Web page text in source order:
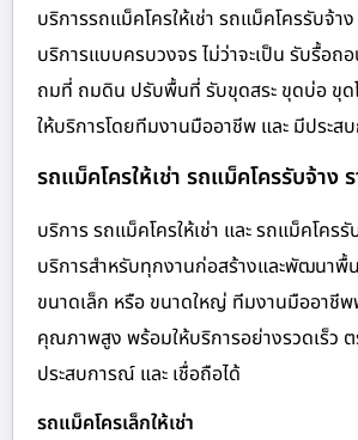
บริการรถแม็คโครให้เช่า รถแม็คโครรับจ้
บริการแบบครบวงจร ไม่ว่าจะเป็น รับรื้อถ
ถมที่ ถมดิน ปรับพื้นที่ รับขุดสระ ขุดบ่อ ขุ
ให้บริการโดยทีมงานมืออาชีพ และ มีประส
รถแม็คโครให้เช่า รถแม็คโครรับจ้าง
บริการ รถแม็คโครให้เช่า และ รถแม็คโคร
บริการสำหรับทุกงานก่อสร้างและพัฒนาพื้น
ขนาดเล็ก หรือ ขนาดใหญ่ ทีมงานมืออาชี
คุณภาพสูง พร้อมให้บริการอย่างรวดเร็ว ต
ประสบการณ์ และ เชื่อถือได้
รถแม็คโครเล็กให้เช่า